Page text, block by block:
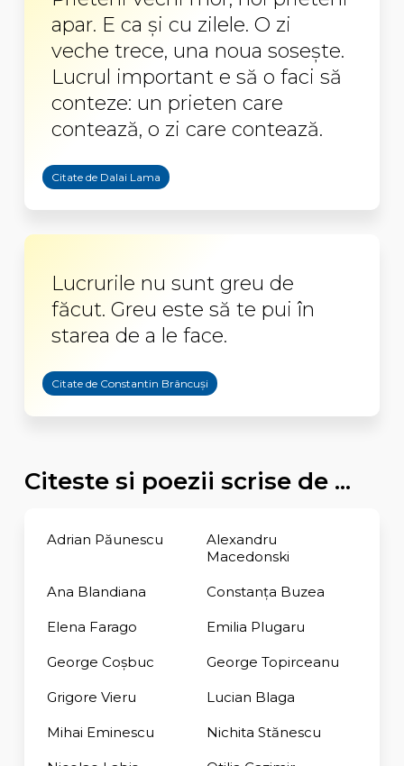
apar. E ca şi cu zilele. O zi
veche trece, una noua soseşte.
Lucrul important e să o faci să
conteze: un prieten care
contează, o zi care contează.
Citate de Dalai Lama
Lucrurile nu sunt greu de
făcut. Greu este să te pui în
starea de a le face.
Citate de Constantin Brâncuși
Citeste si poezii scrise de ...
Adrian Păunescu
Alexandru
Macedonski
Ana Blandiana Constanţa Buzea
Elena Farago Emilia Plugaru
George Coşbuc George Topirceanu
Grigore Vieru Lucian Blaga
Mihai Eminescu Nichita Stănescu